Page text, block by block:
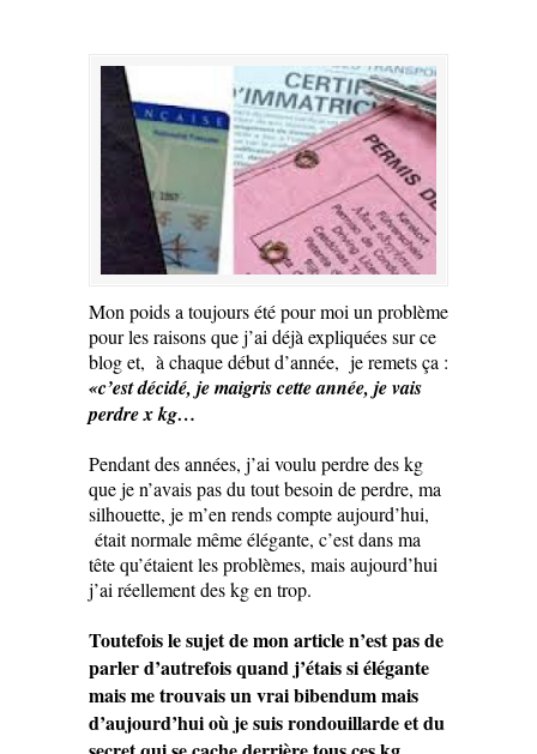
Mon poids a toujours été pour moi un problème
pour les raisons que j’ai déjà expliquées sur ce
blog et, à chaque début d’année, je remets ça :
«c’est décidé, je maigris cette année, je vais
perdre x kg…
Pendant des années, j’ai voulu perdre des kg
que je n’avais pas du tout besoin de perdre, ma
silhouette, je m’en rends compte aujourd’hui,
était normale même élégante, c’est dans ma
tête qu’étaient les problèmes, mais aujourd’hui
j’ai réellement des kg en trop.
Toutefois le sujet de mon article n’est pas de
parler d’autrefois quand j’étais si élégante
mais me trouvais un vrai bibendum mais
d’aujourd’hui où je suis rondouillarde et du